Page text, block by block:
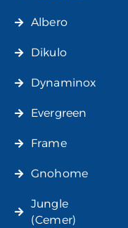
Albero
Dikulo
Dynaminox
Evergreen
Frame
Gnohome
Jungle
(Cemer)